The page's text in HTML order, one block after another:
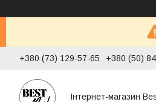
+380 (73) 129-57-65 +380 (50)
Інтернет-магазин